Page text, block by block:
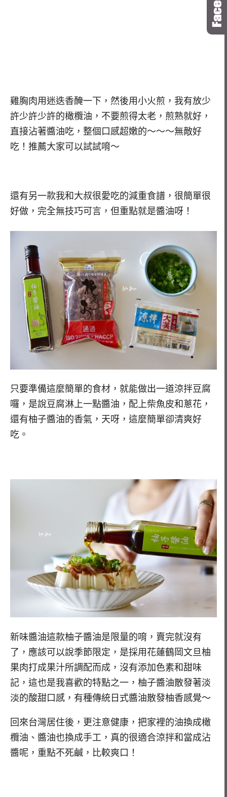
雞胸肉用迷迭香醃一下，然後用小火煎，我有放少
許少許少許的橄欖油，不要煎得太老，煎熟就好，
直接沾著醬油吃，整個口感超嫩的～～～無敵好
吃！推薦大家可以試試唷～
還有另一款我和大叔很愛吃的減重食譜，很簡單很
好做，完全無技巧可言，但重點就是醬油呀！
只要準備這麼簡單的食材，就能做出一道涼拌豆腐
囉，是說豆腐淋上一點醬油，配上柴魚皮和蔥花，
還有柚子醬油的香氣，天呀，這麼簡單卻清爽好
吃。
新味醬油這款柚子醬油是限量的唷，賣完就沒有
了，應該可以說季節限定，是採用花蓮鶴岡文旦柚
果肉打成果汁所調配而成，沒有添加色素和甜味
記，這也是我喜歡的特點之一，柚子醬油散發著淡
淡的酸甜口感，有種傳統日式醬油散發柚香感覺～
回來台灣居住後，更注意健康，把家裡的油換成橄
欖油、醬油也換成手工，真的很適合涼拌和當成沾
醬呢，重點不死鹹，比較爽口！